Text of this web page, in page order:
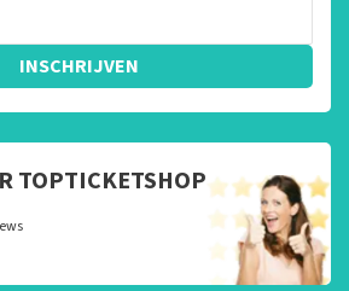
INSCHRIJVEN
TOPTICKETSHOP